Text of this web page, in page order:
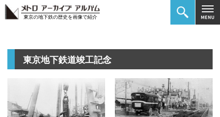
東京の地下鉄の歴史を画像で紹介
東京地下鉄道竣工記念